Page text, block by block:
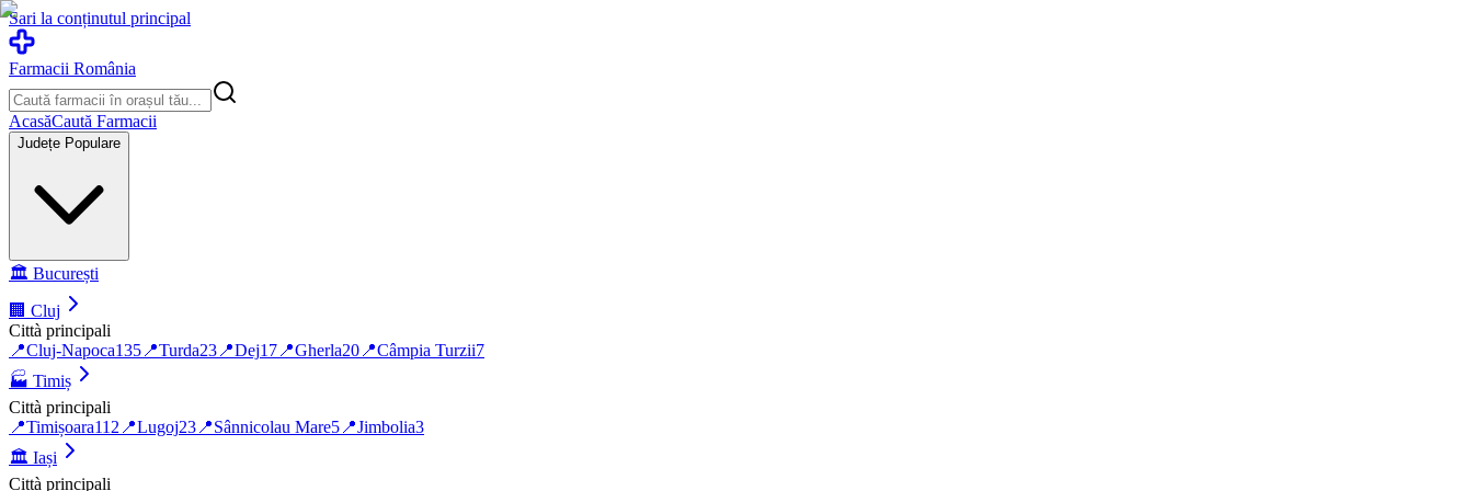
Sari la conținutul principal
Farmacii România
AcasăCaută Farmacii
Județe Populare
🏛️ București
🏢 Cluj
Città principali
📍Cluj-Napoca135 📍Turda23 📍Dej17 📍Gherla20 📍Câmpia Turzii7
🏭 Timiș
Città principali
📍Timișoara112 📍Lugoj23 📍Sânnicolau Mare5 📍Jimbolia3
🏛️ Iași
Città principali